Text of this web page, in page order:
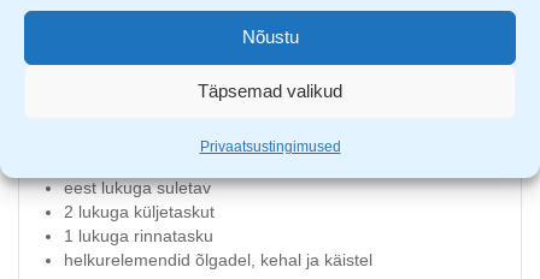
Nõustu
Täpsemad valikud
Privaatsustingimused
tootele hea hingavuse.
94% polüester & 6% elastaan
tuule- ja veekindel
eest lukuga suletav
2 lukuga küljetaskut
1 lukuga rinnatasku
helkurelemendid õlgadel, kehal ja käistel